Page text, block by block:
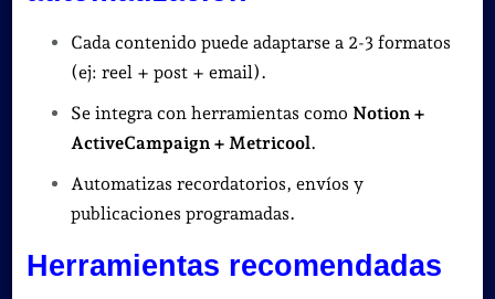
Cada contenido puede adaptarse a 2-3 formatos
(ej: reel + post + email).
Se integra con herramientas como Notion +
ActiveCampaign + Metricool.
Automatizas recordatorios, envíos y
publicaciones programadas.
Herramientas recomendadas